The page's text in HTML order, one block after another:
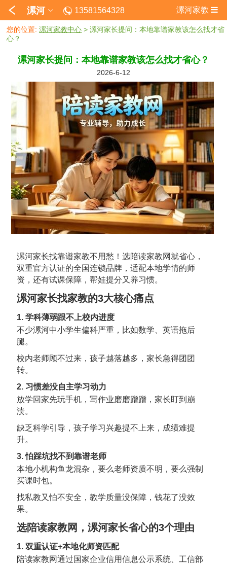
漯河 13581564328 漯河家教
您的位置:漯河家教中心 > 漯河家长提问：本地靠谱家教该怎么找才省
心？
漯河家长提问：本地靠谱家教该怎么找才省心？
2026-6-12
漯河家长找靠谱家教不用愁！选陪读家教网就省心，
双重官方认证的全国连锁品牌，适配本地学情的师
资，还有试课保障，帮娃提分又养习惯。
漯河家长找家教的3大核心痛点
1. 学科薄弱跟不上校内进度
不少漯河中小学生偏科严重，比如数学、英语拖后
腿。
校内老师顾不过来，孩子越落越多，家长急得团团
转。
2. 习惯差没自主学习动力
放学回家先玩手机，写作业磨磨蹭蹭，家长盯到崩
溃。
缺乏科学引导，孩子学习兴趣提不上来，成绩难提
升。
3. 怕踩坑找不到靠谱老师
本地小机构鱼龙混杂，要么老师资质不明，要么强制
买课时包。
找私教又怕不安全，教学质量没保障，钱花了没效
果。
选陪读家教网，漯河家长省心的3个理由
1. 双重认证+本地化师资匹配
陪读家教网通过国家企业信用信息公示系统、工信部